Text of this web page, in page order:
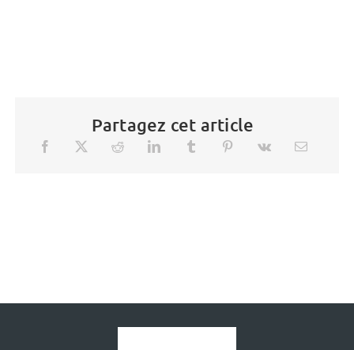
Partagez cet article